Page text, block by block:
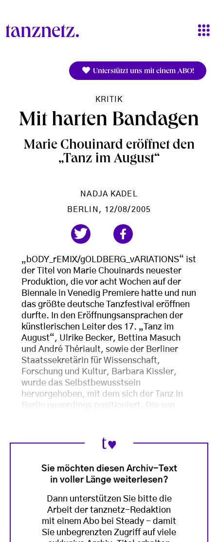
Unterstützt uns mit einem ABO!
KRITIK
Mit harten Bandagen
Marie Chouinard eröffnet den
„Tanz im August“
NADJA KADEL
BERLIN , 12/08/2005
„bODY_rEMIX/gOLDBERG_vARIATIONS“ ist
der Titel von Marie Chouinards neuester
Produktion, die vor acht Wochen auf der
Biennale in Venedig Premiere hatte und nun
das größte deutsche Tanzfestival eröffnen
durfte. In den Eröffnungsansprachen der
künstlerischen Leiter des 17. „Tanz im
August“, Ulrike Becker, Bettina Masuch
und André Thériault, sowie der Berliner
Staatssekretärin für Wissenschaft,
Forschung und Kultur, Barbara Kissler,
wurde das Selbstbewusstsein
hervorgehoben, mit dem sich der Tanz in
Berlin neuerdings positioniert. Die von
Sie möchten diesen Archiv-Text
in voller Länge weiterlesen?
Dann unterstützen Sie bitte die
Arbeit der tanznetz-Redaktion
mit einem Abo bei Steady - damit
Sie unbegrenzten Zugriff auf viele